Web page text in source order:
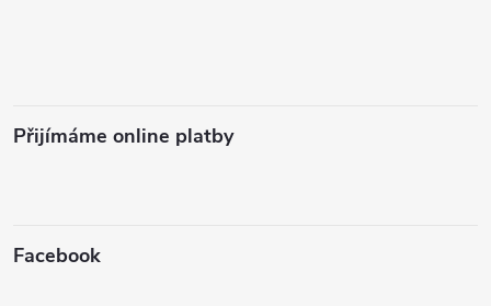
Přijímáme online platby
Facebook